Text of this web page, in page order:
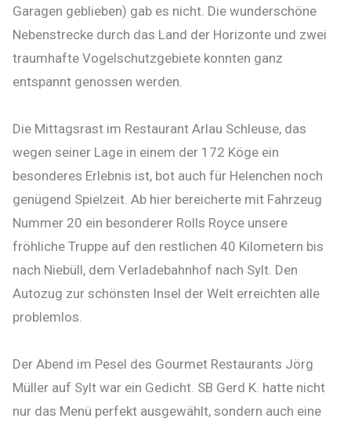
Garagen geblieben) gab es nicht. Die wunderschöne
Nebenstrecke durch das Land der Horizonte und zwei
traumhafte Vogelschutzgebiete konnten ganz
entspannt genossen werden.
Die Mittagsrast im Restaurant Arlau Schleuse, das
wegen seiner Lage in einem der 172 Köge ein
besonderes Erlebnis ist, bot auch für Helenchen noch
genügend Spielzeit. Ab hier bereicherte mit Fahrzeug
Nummer 20 ein besonderer Rolls Royce unsere
fröhliche Truppe auf den restlichen 40 Kilometern bis
nach Niebüll, dem Verladebahnhof nach Sylt. Den
Autozug zur schönsten Insel der Welt erreichten alle
problemlos.
Der Abend im Pesel des Gourmet Restaurants Jörg
Müller auf Sylt war ein Gedicht. SB Gerd K. hatte nicht
nur das Menü perfekt ausgewählt, sondern auch eine